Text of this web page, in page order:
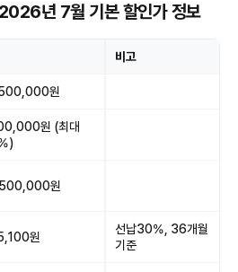
년 7월 기본 할인가 정보
비고
원
원 (최대
원
원
선납30%, 36개월
기준